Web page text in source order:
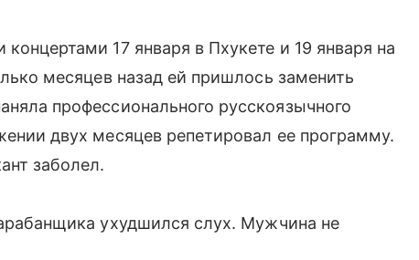
17 января в Пхукете и 19 января на
месяцев назад ей пришлось заменить
профессионального русскоязычного
двух месяцев репетировал ее программу.
заболел.
ухудшился слух. Мужчина не